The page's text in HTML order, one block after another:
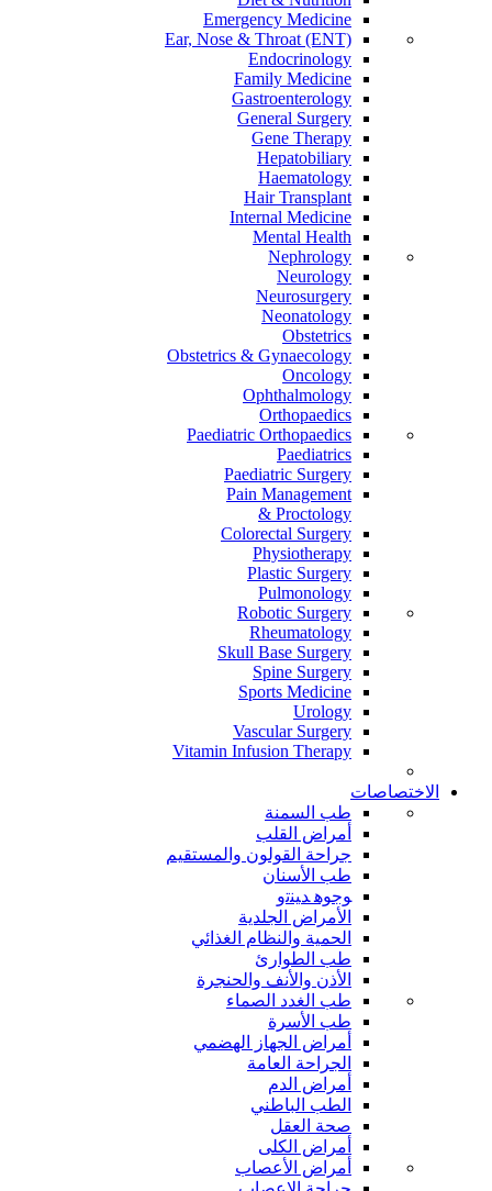
Emergency Medicine
Ear, Nose & Throat (ENT)
Endocrinology
Family Medicine
Gastroenterology
General Surgery
Gene Therapy
Hepatobiliary
Haematology
Hair Transplant
Internal Medicine
Mental Health
Nephrology
Neurology
Neurosurgery
Neonatology
Obstetrics
Obstetrics & Gynaecology
Oncology
Ophthalmology
Orthopaedics
Paediatric Orthopaedics
Paediatrics
Paediatric Surgery
Pain Management
Proctology &
Colorectal Surgery
Physiotherapy
Plastic Surgery
Pulmonology
Robotic Surgery
Rheumatology
Skull Base Surgery
Spine Surgery
Sports Medicine
Urology
Vascular Surgery
Vitamin Infusion Therapy
الاختصاصات
طب السمنة
أمراض القلب
جراحة القولون والمستقيم
طب الأسنان
ﻮﺟﻮﻫ ﺪﻴﻨﺗﻭ
الأمراض الجلدية
الحمية والنظام الغذائي
طب الطوارئ
الأذن والأنف والحنجرة
طب الغدد الصماء
طب الأسرة
أمراض الجهاز الهضمي
الجراحة العامة
أمراض الدم
الطب الباطني
صحة العقل
أمراض الكلى
أمراض الأعصاب